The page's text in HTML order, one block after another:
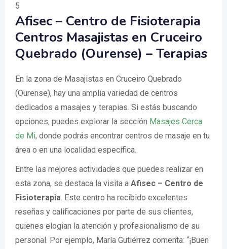
5
Afisec – Centro de Fisioterapia
Centros Masajistas en Cruceiro
Quebrado (Ourense) – Terapias
En la zona de Masajistas en Cruceiro Quebrado
(Ourense), hay una amplia variedad de centros
dedicados a masajes y terapias. Si estás buscando
opciones, puedes explorar la sección Masajes Cerca
de Mi, donde podrás encontrar centros de masaje en tu
área o en una localidad específica.
Entre las mejores actividades que puedes realizar en
esta zona, se destaca la visita a Afisec – Centro de
Fisioterapia. Este centro ha recibido excelentes
reseñas y calificaciones por parte de sus clientes,
quienes elogian la atención y profesionalismo de su
personal. Por ejemplo, María Gutiérrez comenta: “¡Buen